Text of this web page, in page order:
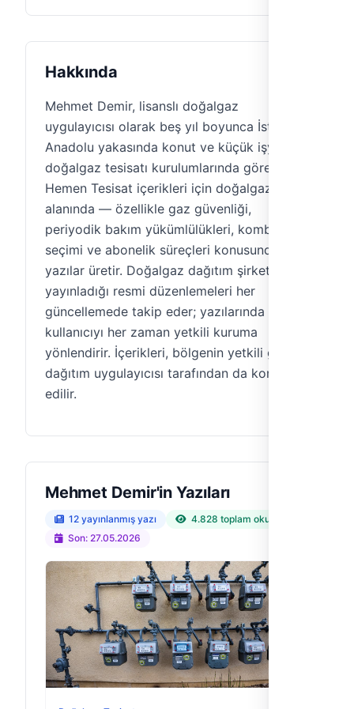
Hakkında
Mehmet Demir, lisanslı doğalgaz
uygulayıcısı olarak beş yıl boyunca İstanbul
Anadolu yakasında konut ve küçük işyeri
doğalgaz tesisatı kurulumlarında görev aldı.
Hemen Tesisat içerikleri için doğalgaz
alanında — özellikle gaz güvenliği,
periyodik bakım yükümlülükleri, kombi
seçimi ve abonelik süreçleri konusunda —
yazılar üretir. Doğalgaz dağıtım şirketlerinin
yayınladığı resmi düzenlemeleri her
güncellemede takip eder; yazılarında
kullanıcıyı her zaman yetkili kuruma
yönlendirir. İçerikleri, bölgenin yetkili gaz
dağıtım uygulayıcısı tarafından da kontrol
edilir.
Mehmet Demir'in Yazıları
12 yayınlanmış yazı
4.828 toplam okuma
Son: 27.05.2026